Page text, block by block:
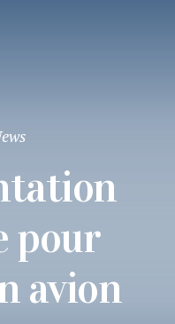
pour
avion